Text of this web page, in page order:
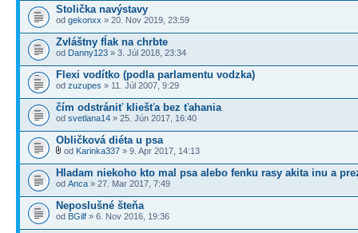
Stolička navýstavy
od gekonxx » 20. Nov 2019, 23:59
Zvláštny fĺak na chrbte
od Danny123 » 3. Júl 2018, 23:34
Flexi vodítko (podla parlamentu vodzka)
od zuzupes » 11. Júl 2007, 9:29
čím odstrániť kliešťa bez ťahania
od svetlana14 » 25. Jún 2017, 16:40
Obličková diéta u psa
od Karinka337 » 9. Apr 2017, 14:13
Hladam niekoho kto mal psa alebo fenku rasy akita inu a
od Anca » 27. Mar 2017, 7:49
Neposlušné šteňa
od BGilf » 6. Nov 2016, 19:36